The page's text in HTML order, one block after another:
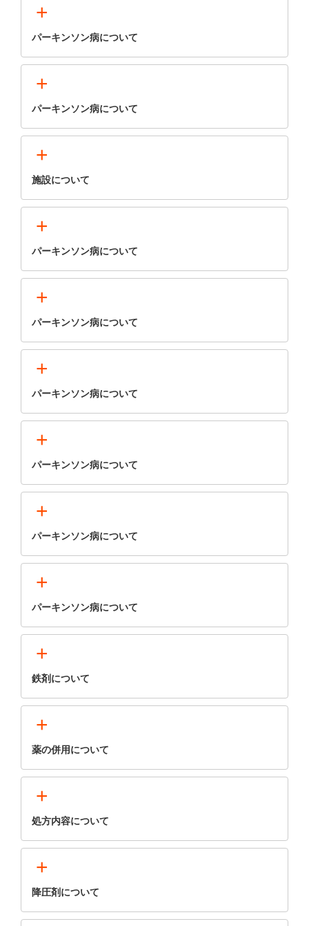
+
パーキンソン病について
+
パーキンソン病について
+
施設について
+
パーキンソン病について
+
パーキンソン病について
+
パーキンソン病について
+
パーキンソン病について
+
パーキンソン病について
+
パーキンソン病について
+
鉄剤について
+
薬の併用について
+
処方内容について
+
降圧剤について